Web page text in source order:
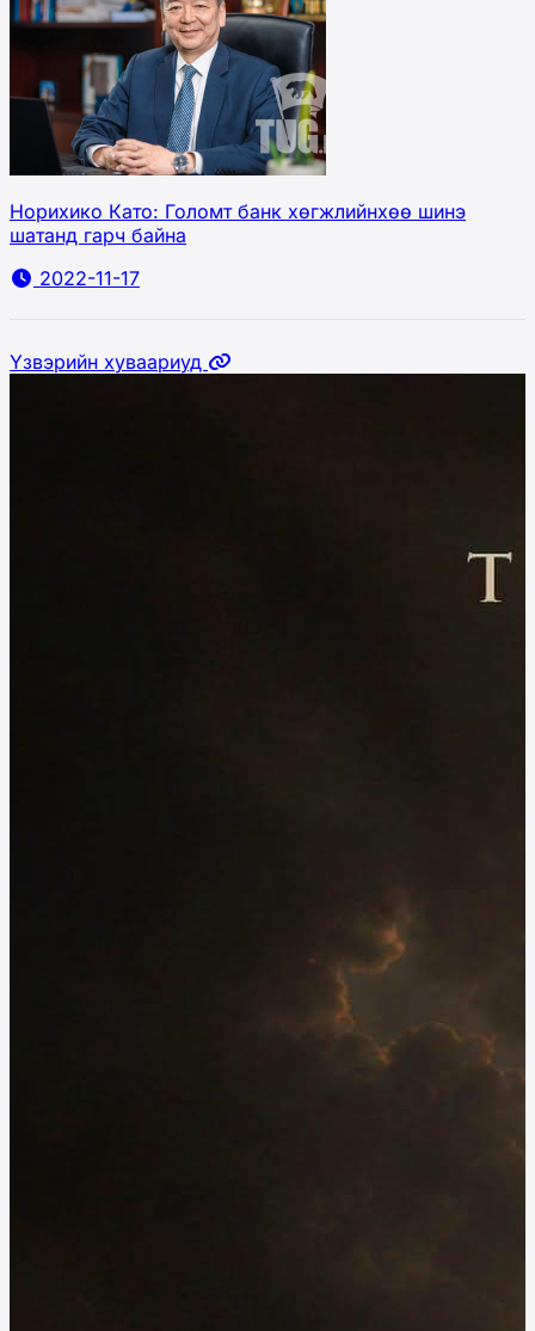
Норихико Като: Голомт банк хөгжлийнхөө шинэ
шатанд гарч байна
2022-11-17
Үзвэрийн хуваариуд